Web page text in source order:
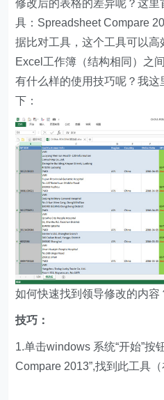
修改后的表格的差异呢？这
具：Spreadsheet Compare
据比对工具，这个工具可以高
Excel工作簿（结构相同）之
有什么样的使用技巧呢？我
下：
如何快速找到领导修改的内容
技巧：
1.单击windows 系统“开始”按
Compare 2013”,找到此工具